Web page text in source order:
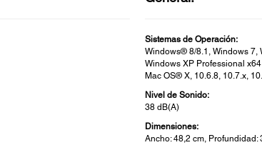
Sistemas de Operación:
Windows® 8/8.1, Windows 7,
Windows XP Professional x64
Mac OS® X, 10.6.8, 10.7.x,
Nivel de Sonido:
38 dB(A)
Dimensiones:
Ancho: 48,2 cm, Profundidad: